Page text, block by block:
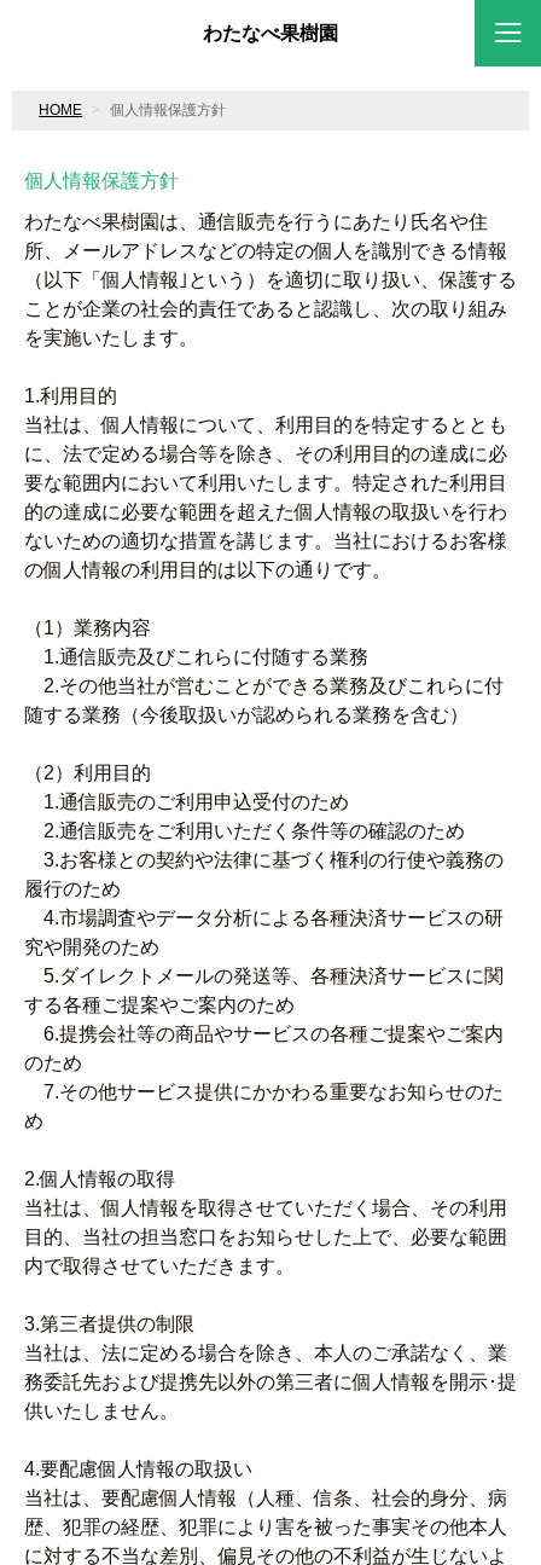
わたなべ果樹園
HOME 個人情報保護方針
個人情報保護方針
わたなべ果樹園は、通信販売を行うにあたり氏名や住
所、メールアドレスなどの特定の個人を識別できる情報
（以下「個人情報｣という）を適切に取り扱い、保護する
ことが企業の社会的責任であると認識し、次の取り組み
を実施いたします。
1.利用目的
当社は、個人情報について、利用目的を特定するととも
に、法で定める場合等を除き、その利用目的の達成に必
要な範囲内において利用いたします。特定された利用目
的の達成に必要な範囲を超えた個人情報の取扱いを行わ
ないための適切な措置を講じます。当社におけるお客様
の個人情報の利用目的は以下の通りです。
（1）業務内容
1.通信販売及びこれらに付随する業務
2.その他当社が営むことができる業務及びこれらに付
随する業務（今後取扱いが認められる業務を含む）
（2）利用目的
1.通信販売のご利用申込受付のため
2.通信販売をご利用いただく条件等の確認のため
3.お客様との契約や法律に基づく権利の行使や義務の
履行のため
4.市場調査やデータ分析による各種決済サービスの研
究や開発のため
5.ダイレクトメールの発送等、各種決済サービスに関
する各種ご提案やご案内のため
6.提携会社等の商品やサービスの各種ご提案やご案内
のため
7.その他サービス提供にかかわる重要なお知らせのた
め
2.個人情報の取得
当社は、個人情報を取得させていただく場合、その利用
目的、当社の担当窓口をお知らせした上で、必要な範囲
内で取得させていただきます。
3.第三者提供の制限
当社は、法に定める場合を除き、本人のご承諾なく、業
務委託先および提携先以外の第三者に個人情報を開示･提
供いたしません。
4.要配慮個人情報の取扱い
当社は、要配慮個人情報（人種、信条、社会的身分、病
歴、犯罪の経歴、犯罪により害を被った事実その他本人
に対する不当な差別、偏見その他の不利益が生じないよ